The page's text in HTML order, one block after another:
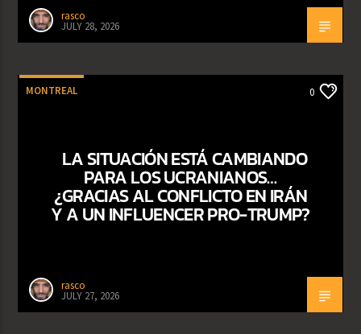
rasco
JULY 28, 2026
MONTREAL 0
LA SITUACIÓN ESTÁ CAMBIANDO
PARA LOS UCRANIANOS…
¿GRACIAS AL CONFLICTO EN IRÁN
Y A UN INFLUENCER PRO-TRUMP?
rasco
JULY 27, 2026